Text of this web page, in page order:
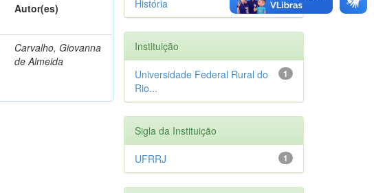
Autor(es)
Carvalho, Giovanna
de Almeida
1
História
Instituição
1
Universidade Federal Rural do
Rio...
Sigla da Instituição
1
UFRRJ